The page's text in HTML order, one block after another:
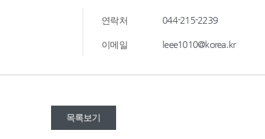
연락처 044-215-2239
이메일 leee1010@korea.kr
목록보기